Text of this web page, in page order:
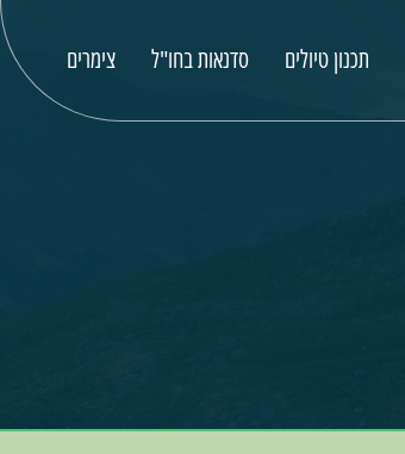
תכנון טיולים סדנאות בחו"ל צימרים